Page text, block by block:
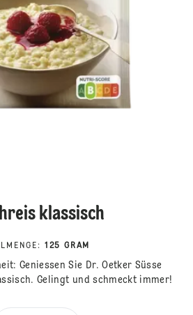
klassisch
: 125 GRAM
Geniessen Sie Dr. Oetker Süsse
Gelingt und schmeckt immer!